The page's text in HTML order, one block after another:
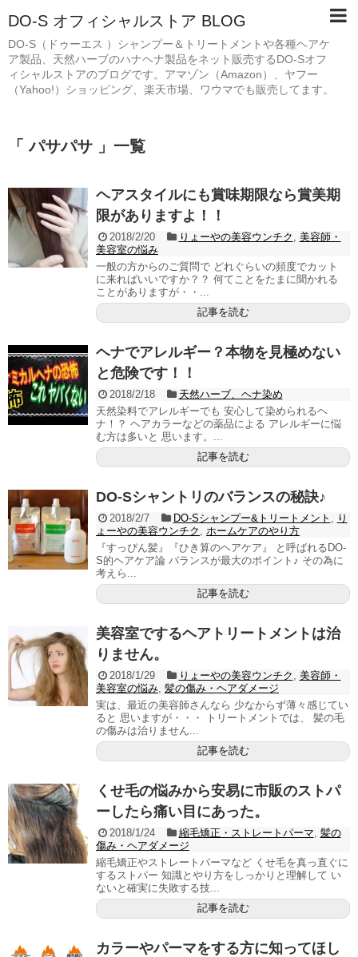
DO-S オフィシャルストア BLOG
DO-S（ドゥーエス ）シャンプー＆トリートメントや各種ヘアケ
ア製品、天然ハーブのハナヘナ製品をネット販売するDO-Sオフ
ィシャルストアのブログです。アマゾン（Amazon）、ヤフー
（Yahoo!）ショッピング、楽天市場、ワウマでも販売してます。
「 パサパサ 」一覧
ヘアスタイルにも賞味期限なら賞美期
限がありますよ！！
2018/2/20 りょーやの美容ウンチク
美容師・
美容室の悩み
一般の方からのご質問で どれぐらいの頻度でカット
に来ればいいですか？？ 何てことをたまに聞かれる
ことがありますが・・...
記事を読む
ヘナでアレルギー？本物を見極めない
と危険です！！
2018/2/18
天然ハーブ、ヘナ染め
天然染料でアレルギーでも 安心して染められるヘ
ナ！？ ヘアカラーなどの薬品による アレルギーに悩
む方は多いと 思います。...
記事を読む
DO-Sシャントリのバランスの秘訣♪
2018/2/7 DO-Sシャンプー&トリートメント
り
ょーやの美容ウンチク
ホームケアのやり方
『すっぴん髪』『ひき算のヘアケア』 と呼ばれるDO-
S的ヘアケア論 バランスが最大のポイント♪ その為に
考えら...
記事を読む
美容室でするヘアトリートメントは治
りません。
2018/1/29 りょーやの美容ウンチク
美容師・
美容室の悩み 髪の傷み・ヘアダメージ
実は、最近の美容師さんなら 少なからず薄々感じてい
ると 思いますが・・・ トリートメントでは、 髪の毛
の傷みは治りません...
記事を読む
くせ毛の悩みから安易に市販のストパ
ーしたら痛い目にあった。
2018/1/24 縮毛矯正・ストレートパーマ 髪の
傷み・ヘアダメージ
縮毛矯正やストレートパーマなど くせ毛を真っ直ぐに
するストパー 知識とやり方をしっかりと理解して い
ないと確実に失敗する技...
記事を読む
カラーやパーマをする方に知ってほし